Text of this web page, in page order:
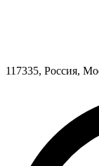
117335, Россия,